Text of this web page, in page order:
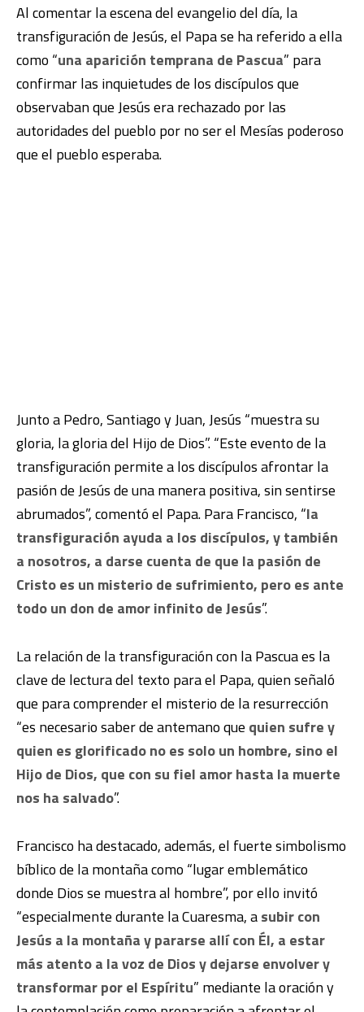
Al comentar la escena del evangelio del día, la
transfiguración de Jesús, el Papa se ha referido a ella
como “una aparición temprana de Pascua” para
confirmar las inquietudes de los discípulos que
observaban que Jesús era rechazado por las
autoridades del pueblo por no ser el Mesías poderoso
que el pueblo esperaba.
Junto a Pedro, Santiago y Juan, Jesús “muestra su
gloria, la gloria del Hijo de Dios”. “Este evento de la
transfiguración permite a los discípulos afrontar la
pasión de Jesús de una manera positiva, sin sentirse
abrumados”, comentó el Papa. Para Francisco, “la
transfiguración ayuda a los discípulos, y también
a nosotros, a darse cuenta de que la pasión de
Cristo es un misterio de sufrimiento, pero es ante
todo un don de amor infinito de Jesús”.
La relación de la transfiguración con la Pascua es la
clave de lectura del texto para el Papa, quien señaló
que para comprender el misterio de la resurrección
“es necesario saber de antemano que quien sufre y
quien es glorificado no es solo un hombre, sino el
Hijo de Dios, que con su fiel amor hasta la muerte
nos ha salvado”.
Francisco ha destacado, además, el fuerte simbolismo
bíblico de la montaña como “lugar emblemático
donde Dios se muestra al hombre”, por ello invitó
“especialmente durante la Cuaresma, asubir con
Jesús a la montaña y pararse allí con Él, a estar
más atento a la voz de Dios y dejarse envolver y
transformar por el Espíritu” mediante la oración y